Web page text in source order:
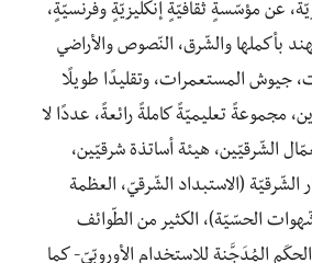
عن مؤسّسةٍ ثقافيّةٍ إنكليزيّةٍ وفرنسيّةٍ،
بأكملها والشّرق، النّصوص والأراضي
جيوش المستعمرات، وتقليدًا طويلًا
مجموعةً تعليميّةً كاملةً رائعةً، عددًا لا
الشّرقيّين، هيئة أساتذة شرقيّين،
الشّرقيّة (الاستبداد الشّرقيّ، العظمة
الحسّيّة)، الكثير من الطّوائف
المُدَجَّنة للاستخدام الأوروبّيّ- كما